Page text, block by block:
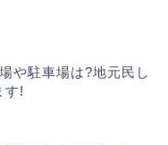
や駐車場は?地元民し
す!